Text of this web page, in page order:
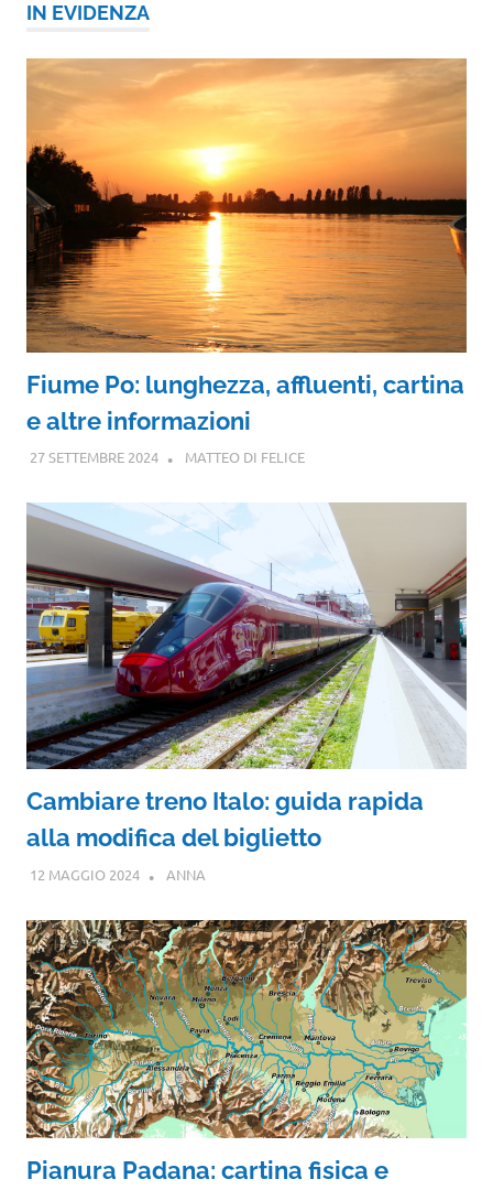
IN EVIDENZA
Fiume Po: lunghezza, affluenti, cartina
e altre informazioni
27 SETTEMBRE 2024 MATTEO DI FELICE
Cambiare treno Italo: guida rapida
alla modifica del biglietto
12 MAGGIO 2024 ANNA
Pianura Padana: cartina fisica e